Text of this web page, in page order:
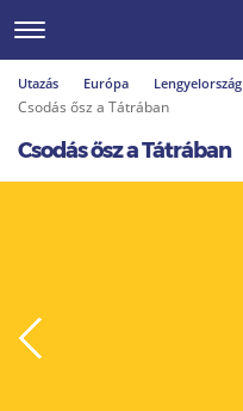
Utazás Európa Lengyelország
Csodás ősz a Tátrában
Csodás ősz a Tátrában